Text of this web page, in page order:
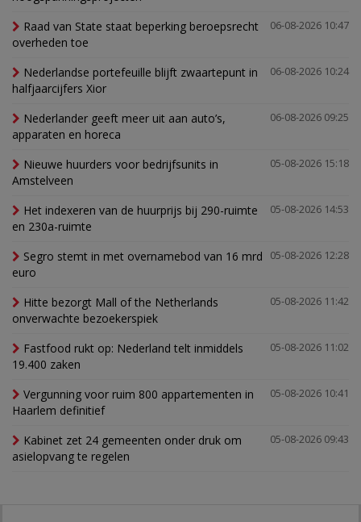
06-08-2026 10:47
Raad van State staat beperking beroepsrecht
overheden toe
06-08-2026 10:24
Nederlandse portefeuille blijft zwaartepunt in
halfjaarcijfers Xior
06-08-2026 09:25
Nederlander geeft meer uit aan auto’s,
apparaten en horeca
05-08-2026 15:18
Nieuwe huurders voor bedrijfsunits in
Amstelveen
05-08-2026 14:53
Het indexeren van de huurprijs bij 290-ruimte
en 230a-ruimte
05-08-2026 12:28
Segro stemt in met overnamebod van 16 mrd
euro
05-08-2026 11:42
Hitte bezorgt Mall of the Netherlands
onverwachte bezoekerspiek
05-08-2026 11:02
Fastfood rukt op: Nederland telt inmiddels
19.400 zaken
05-08-2026 10:41
Vergunning voor ruim 800 appartementen in
Haarlem definitief
05-08-2026 09:43
Kabinet zet 24 gemeenten onder druk om
asielopvang te regelen